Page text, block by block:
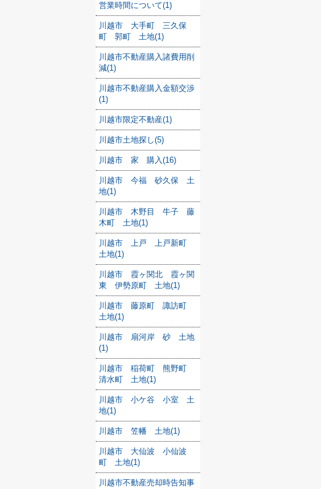
営業時間について(1)
川越市 大手町 三久保
町 郭町 土地(1)
川越市不動産購入諸費用削
減(1)
川越市不動産購入金額交渉
(1)
川越市限定不動産(1)
川越市土地探し(5)
川越市 家 購入(16)
川越市 今福 砂久保 土
地(1)
川越市 木野目 牛子 藤
木町 土地(1)
川越市 上戸 上戸新町
土地(1)
川越市 霞ヶ関北 霞ヶ関
東 伊勢原町 土地(1)
川越市 藤原町 諏訪町
土地(1)
川越市 扇河岸 砂 土地
(1)
川越市 稲荷町 熊野町
清水町 土地(1)
川越市 小ケ谷 小室 土
地(1)
川越市 笠幡 土地(1)
川越市 大仙波 小仙波
町 土地(1)
川越市不動産売却時告知事